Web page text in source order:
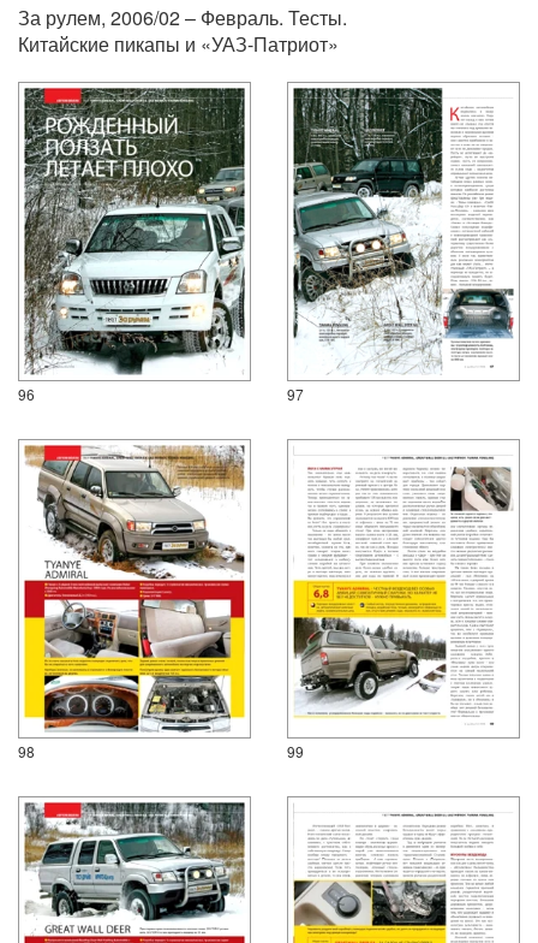
За рулем, 2006/02 – Февраль. Тесты.
Китайские пикапы и «УАЗ-Патриот»
96 97
98 99